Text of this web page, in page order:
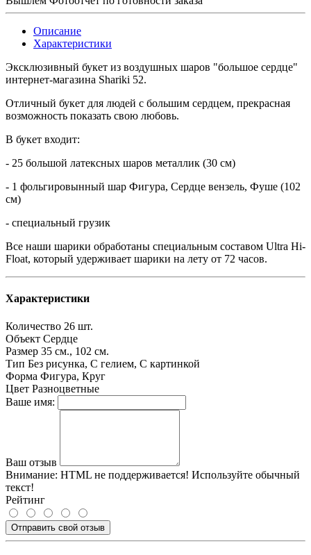
Описание
Характеристики
Эксклюзивный букет из воздушных шаров "большое сердце"
интернет-магазина Shariki 52.
Отличный букет для людей с большим сердцем, прекрасная
возможность показать свою любовь.
В букет входит:
- 25 большой латексных шаров металлик (30 см)
- 1 фольгировынный шар Фигура, Сердце вензель, Фуше (102
см)
- специальный грузик
Все наши шарики обработаны специальным составом Ultra Hi-
Float, который удерживает шарики на лету от 72 часов.
Характеристики
Количество 26 шт.
Объект Сердце
Размер 35 см., 102 см.
Тип Без рисунка, С гелием, С картинкой
Форма Фигура, Круг
Цвет Разноцветные
Ваше имя:
Ваш отзыв
Внимание: HTML не поддерживается! Используйте обычный
текст!
Рейтинг
Отправить свой отзыв